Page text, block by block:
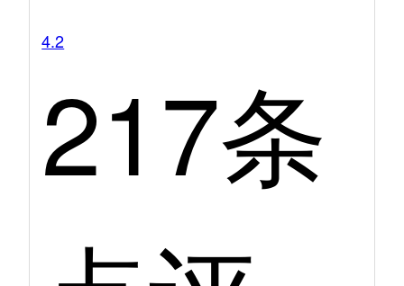
4.2
217条